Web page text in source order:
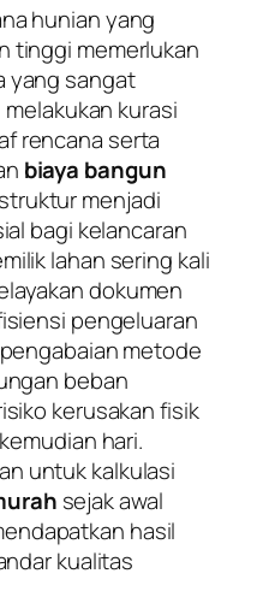
hunian yang
tinggi memerlukan
yang sangat
kurasi
rencana serta
biaya bangun
menjadi
bagi kelancaran
lahan sering kali
dokumen
pengeluaran
metode
beban
kerusakan fisik
hari.
untuk kalkulasi
sejak awal
hasil
kualitas